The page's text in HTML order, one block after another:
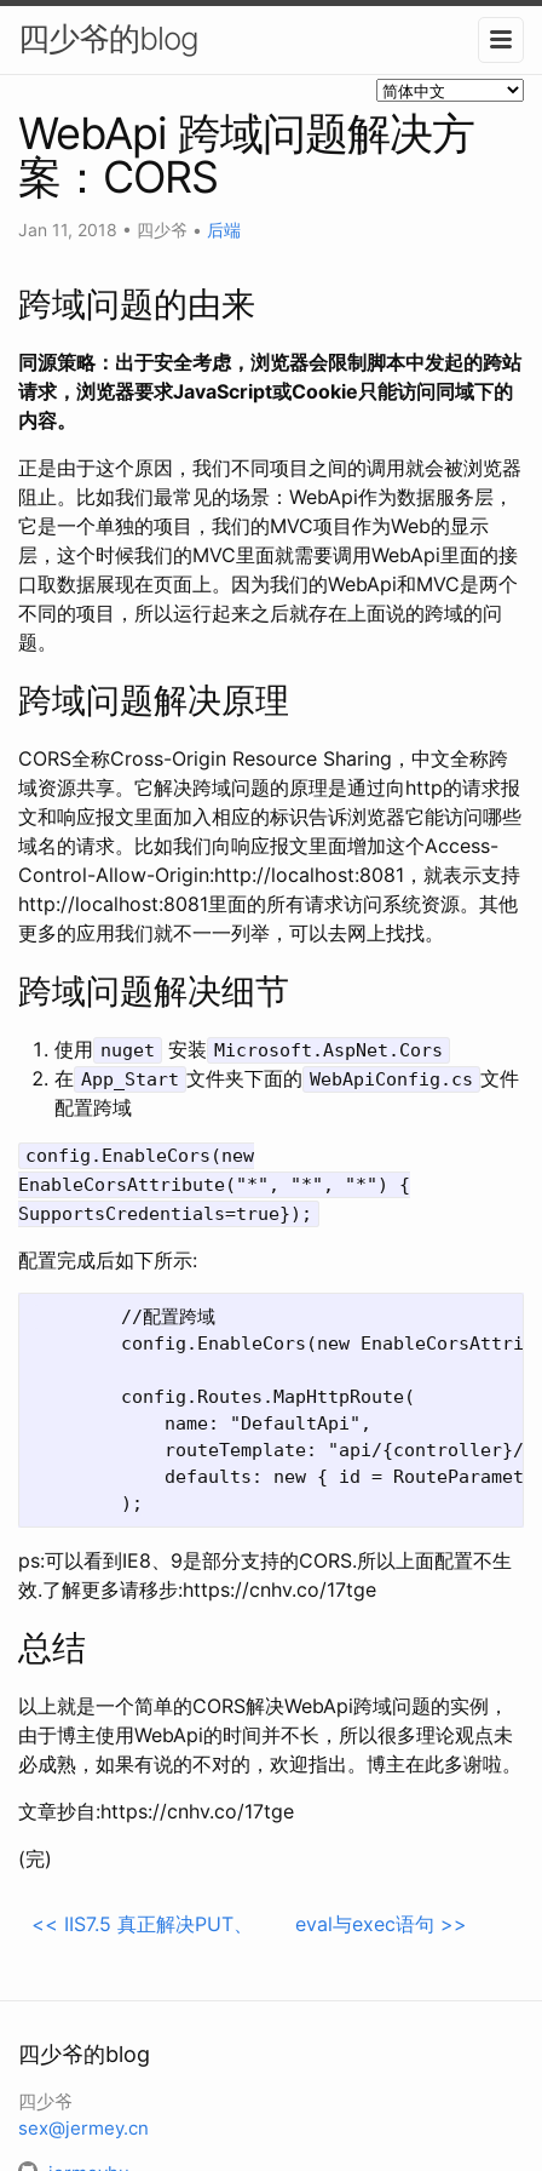
四少爷的blog
WebApi 跨域问题解决方
案：CORS
Jan 11, 2018 • 四少爷 • 后端
跨域问题的由来
同源策略：出于安全考虑，浏览器会限制脚本中发起的跨站
请求，浏览器要求JavaScript或Cookie只能访问同域下的
内容。
正是由于这个原因，我们不同项目之间的调用就会被浏览器
阻止。比如我们最常见的场景：WebApi作为数据服务层，
它是一个单独的项目，我们的MVC项目作为Web的显示
层，这个时候我们的MVC里面就需要调用WebApi里面的接
口取数据展现在页面上。因为我们的WebApi和MVC是两个
不同的项目，所以运行起来之后就存在上面说的跨域的问
题。
跨域问题解决原理
CORS全称Cross-Origin Resource Sharing，中文全称跨
域资源共享。它解决跨域问题的原理是通过向http的请求报
文和响应报文里面加入相应的标识告诉浏览器它能访问哪些
域名的请求。比如我们向响应报文里面增加这个Access-
Control-Allow-Origin:http://localhost:8081，就表示支持
http://localhost:8081里面的所有请求访问系统资源。其他
更多的应用我们就不一一列举，可以去网上找找。
跨域问题解决细节
使用 nuget 安装 Microsoft.AspNet.Cors
在 App_Start 文件夹下面的 WebApiConfig.cs 文件
配置跨域
config.EnableCors(new
EnableCorsAttribute("*", "*", "*") {
SupportsCredentials=true});
配置完成后如下所示:
        //配置跨域
config.EnableCors(new
        config.Routes.MapHttpRoute(
            name: "DefaultApi",
routeTemplate: "api/{controller}/
defaults: new { id =
ps:可以看到IE8、9是部分支持的CORS.所以上面配置不生
效.了解更多请移步:https://cnhv.co/17tge
总结
以上就是一个简单的CORS解决WebApi跨域问题的实例，
由于博主使用WebApi的时间并不长，所以很多理论观点未
必成熟，如果有说的不对的，欢迎指出。博主在此多谢啦。
文章抄自:https://cnhv.co/17tge
(完)
<< IIS7.5 真正解决PUT、DELETE请求问题
eval与exec语句 >>
四少爷的blog
四少爷
sex@jermey.cn